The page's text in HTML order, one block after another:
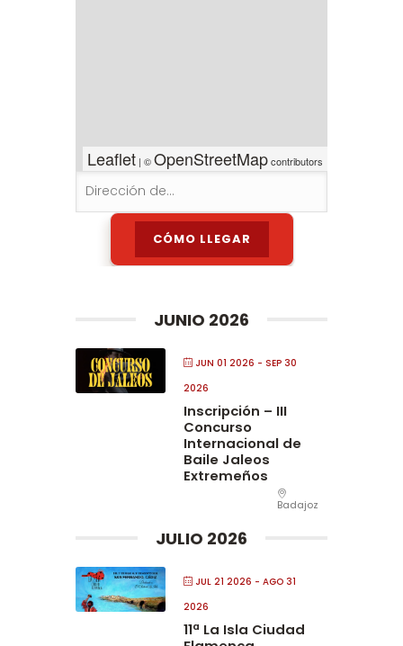
Leaflet | ©OpenStreetMapcontributors
JUNIO 2026
JUN 01 2026 - SEP 30
2026
Inscripción – III
Concurso
Internacional de
Baile Jaleos
Extremeños
Badajoz
JULIO 2026
JUL 21 2026 - AGO 31
2026
11ª La Isla Ciudad